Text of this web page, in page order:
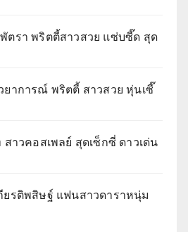
ตรา พริตตี้สาวสวย แซ่บซี๊ด สุด
ยาการณ์ พริตตี้ สาวสวย หุ่นเซี๊
สาวคอสเพลย์ สุดเซ็กซี่ ดาวเด่น
ยรติพสิษฐ์ แฟนสาวดาราหนุ่ม